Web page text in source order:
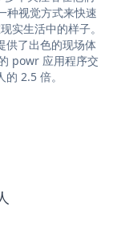
视觉方式来快速
实生活中的样子。
供了出色的现场体
powr 应用程序交
2.5 倍。